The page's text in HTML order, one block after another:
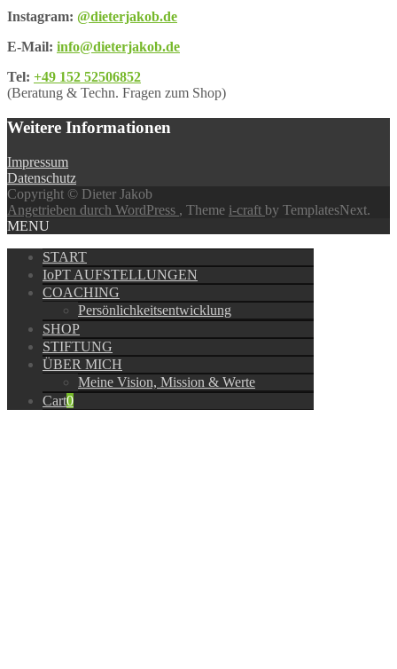
Instagram: @dieterjakob.de
E-Mail: info@dieterjakob.de
Tel: +49 152 52506852
(Beratung & Techn. Fragen zum Shop)
Weitere Informationen
Impressum
Datenschutz
Copyright © Dieter Jakob
Angetrieben durch WordPress , Theme i-craft by TemplatesNext.
MENU
START
IoPT AUFSTELLUNGEN
COACHING
Persönlichkeitsentwicklung
SHOP
STIFTUNG
ÜBER MICH
Meine Vision, Mission & Werte
Cart0